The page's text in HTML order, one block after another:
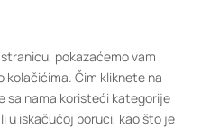
pokazaćemo vam
kolačićima. Čim kliknete na
sa nama koristeći kategorije
u iskačućoj poruci, kao što je